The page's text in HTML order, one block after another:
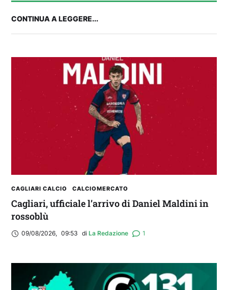
2° TROFEO RIVA | IL POST-PARTITA: commenta
con noi il match tra Cagliari e Nizza
CONTINUA A LEGGERE...
CAGLIARI CALCIO CALCIOMERCATO
Cagliari, ufficiale l’arrivo di Daniel Maldini in
rossoblù
09/08/2026, 09:53 di La Redazione 1